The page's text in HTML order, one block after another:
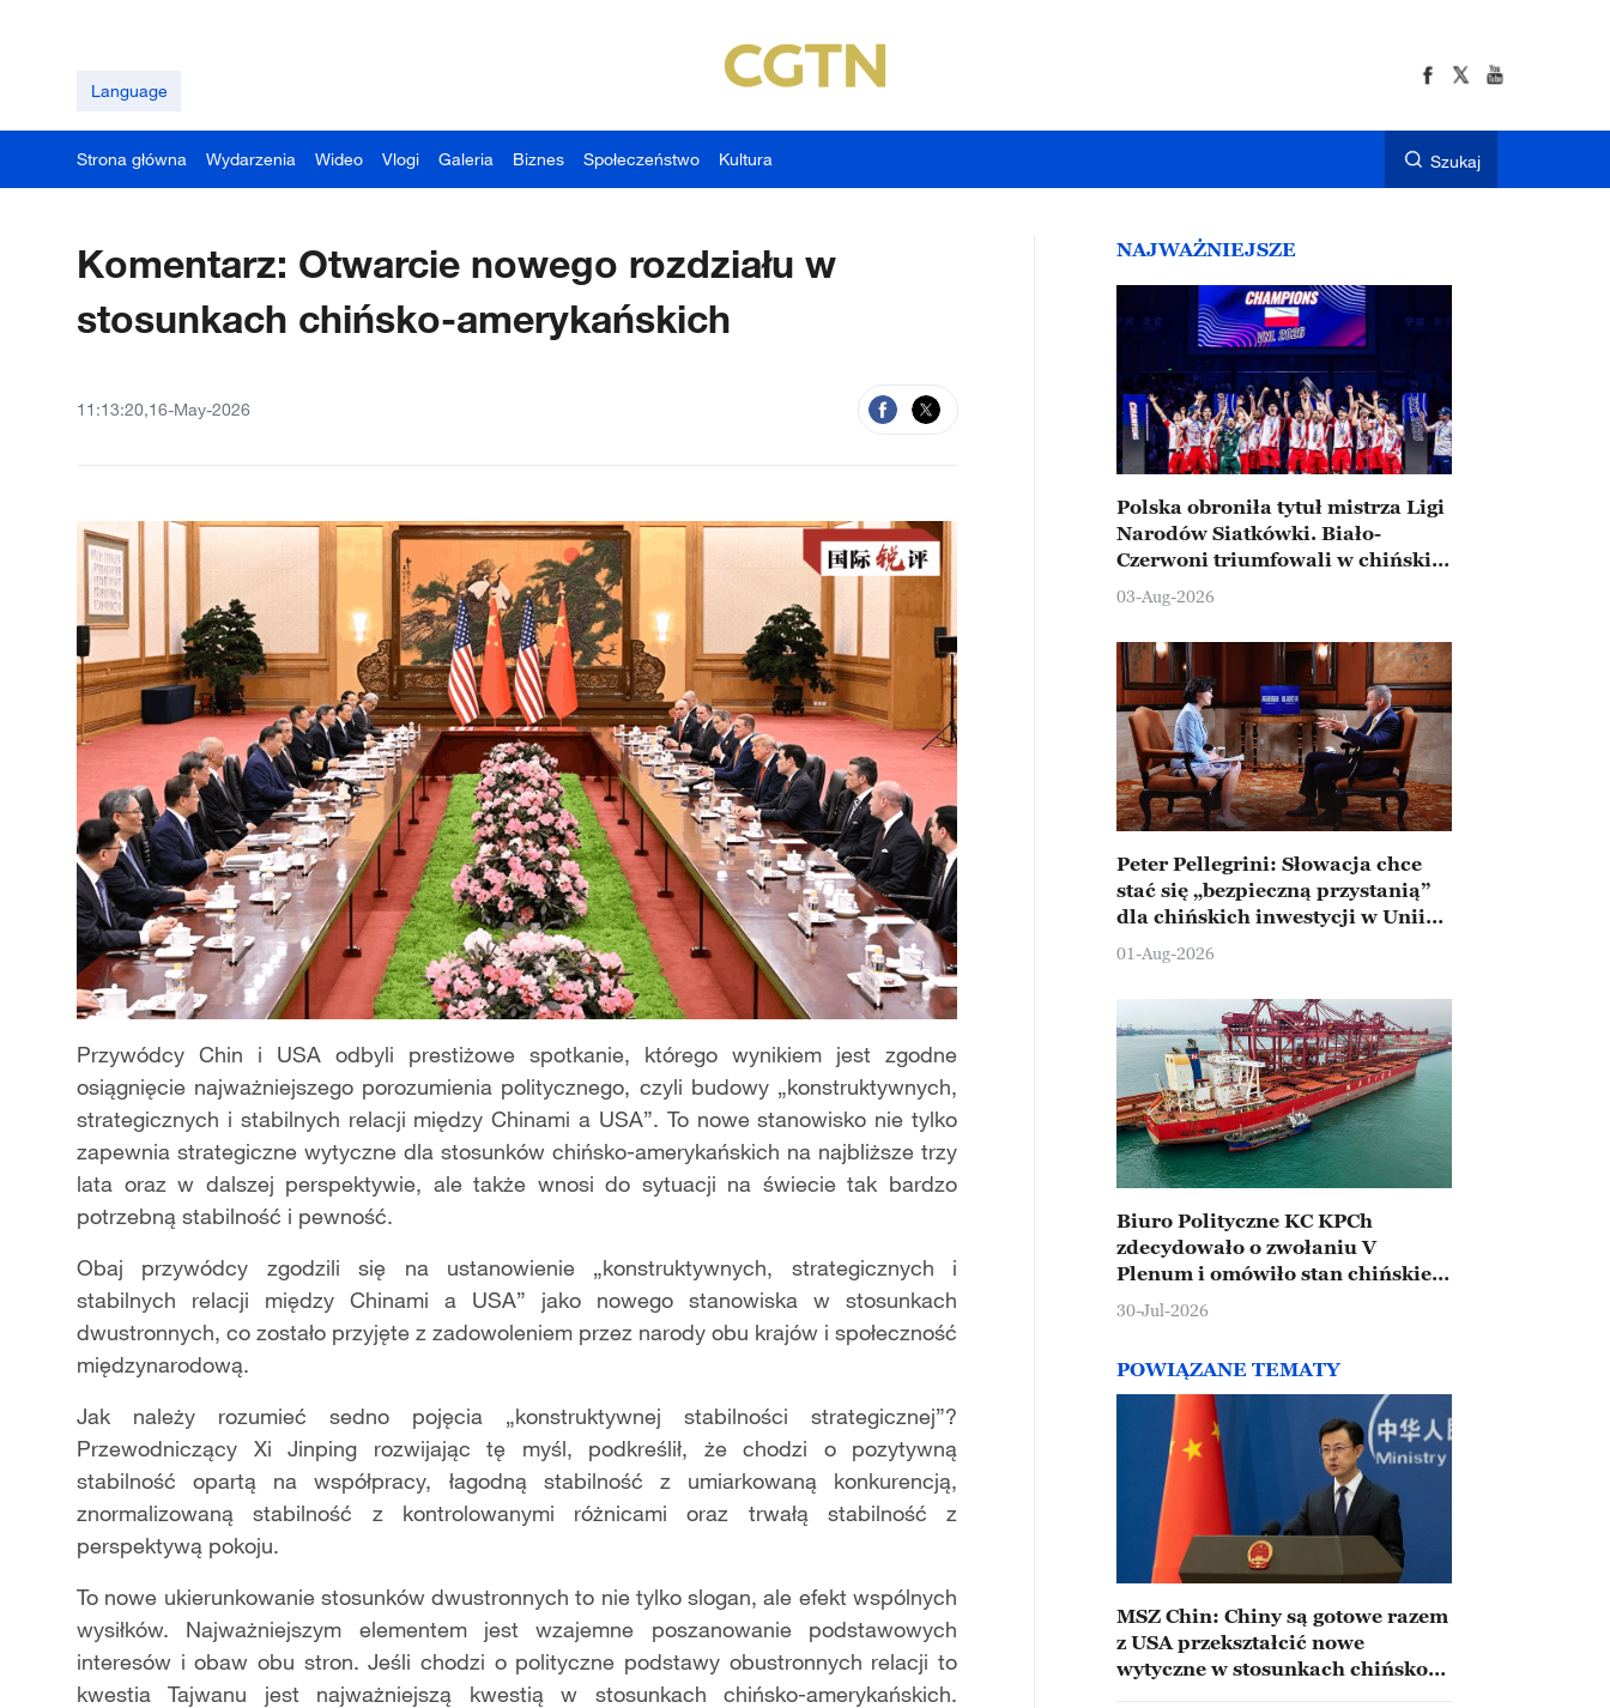
Language
Strona główna Wydarzenia Wideo Vlogi Galeria Biznes Społeczeństwo Kultura Szukaj
Komentarz: Otwarcie nowego rozdziału w
stosunkach chińsko-amerykańskich
11:13:20,16-May-2026
Przywódcy Chin i USA odbyli prestiżowe spotkanie, którego wynikiem jest zgodne
osiągnięcie najważniejszego porozumienia politycznego, czyli budowy „konstruktywnych,
strategicznych i stabilnych relacji między Chinami a USA”. To nowe stanowisko nie tylko
zapewnia strategiczne wytyczne dla stosunków chińsko-amerykańskich na najbliższe trzy
lata oraz w dalszej perspektywie, ale także wnosi do sytuacji na świecie tak bardzo
potrzebną stabilność i pewność.
Obaj przywódcy zgodzili się na ustanowienie „konstruktywnych, strategicznych i
stabilnych relacji między Chinami a USA” jako nowego stanowiska w stosunkach
dwustronnych, co zostało przyjęte z zadowoleniem przez narody obu krajów i społeczność
międzynarodową.
Jak należy rozumieć sedno pojęcia „konstruktywnej stabilności strategicznej”?
Przewodniczący Xi Jinping rozwijając tę myśl, podkreślił, że chodzi o pozytywną
stabilność opartą na współpracy, łagodną stabilność z umiarkowaną konkurencją,
znormalizowaną stabilność z kontrolowanymi różnicami oraz trwałą stabilność z
perspektywą pokoju.
To nowe ukierunkowanie stosunków dwustronnych to nie tylko slogan, ale efekt wspólnych
wysiłków. Najważniejszym elementem jest wzajemne poszanowanie podstawowych
interesów i obaw obu stron. Jeśli chodzi o polityczne podstawy obustronnych relacji to
kwestia Tajwanu jest najważniejszą kwestią w stosunkach chińsko-amerykańskich.
NAJWAŻNIEJSZE
Polska obroniła tytuł mistrza Ligi
Narodów Siatkówki. Biało-
Czerwoni triumfowali w chińskim
Ningbo
03-Aug-2026
Peter Pellegrini: Słowacja chce
stać się „bezpieczną przystanią”
dla chińskich inwestycji w Unii
Europejskiej
01-Aug-2026
Biuro Polityczne KC KPCh
zdecydowało o zwołaniu V
Plenum i omówiło stan chińskiej
gospodarki
30-Jul-2026
POWIĄZANE TEMATY
MSZ Chin: Chiny są gotowe razem
z USA przekształcić nowe
wytyczne w stosunkach chińsko-